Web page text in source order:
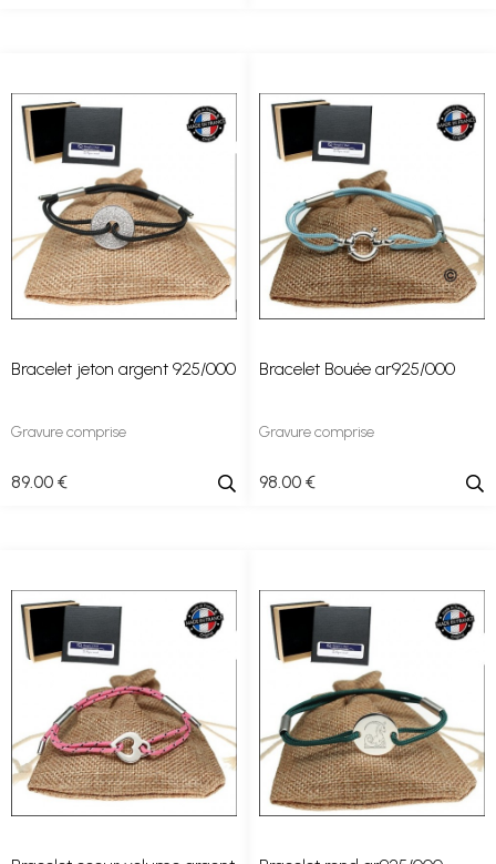
Bracelet jeton argent 925/000
Gravure comprise
89.00 €
Bracelet Bouée ar925/000
Gravure comprise
98.00 €